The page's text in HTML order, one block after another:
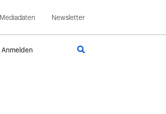
Mediadaten Newsletter
Anmelden